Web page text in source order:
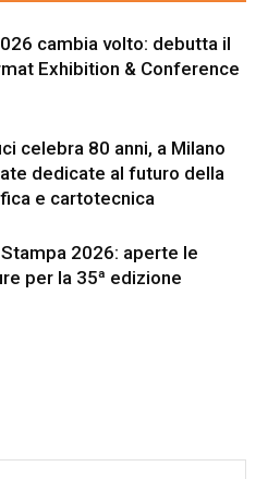
cambia volto: debutta il
Exhibition & Conference
celebra 80 anni, a Milano
dedicate al futuro della
e cartotecnica
2026: aperte le
per la 35ª edizione